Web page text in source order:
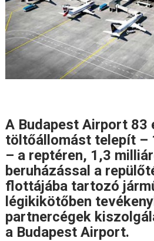
A Budapest Airport 83
töltőállomást telepít –
– a reptéren, 1,3
beruházással a
flottájába tartozó
légikikötőben
partnercégek
a Budapest Airport.